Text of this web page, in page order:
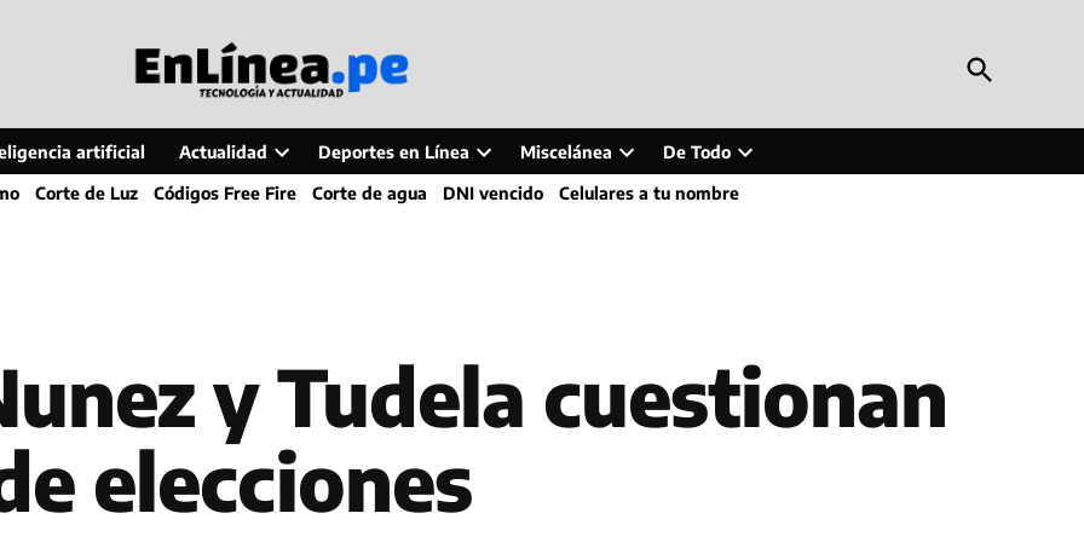
Open
Search
artificial Actualidad
Open
dropdown
Deportes en Línea
Open
dropdown
Miscelánea
Open
dropdown
De Todo
Open
Corte de Luz Códigos Free Fire Corte de agua DNI vencido Celulares a tu nombre
y Tudela cuestionan
elecciones